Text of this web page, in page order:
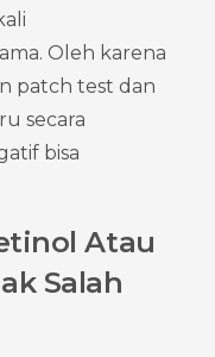
Oleh karena
patch test dan
secara
bisa
Atau
Salah